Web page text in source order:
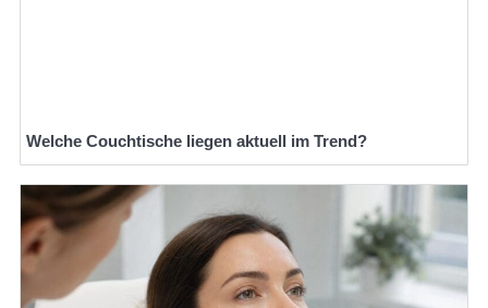
Welche Couchtische liegen aktuell im Trend?